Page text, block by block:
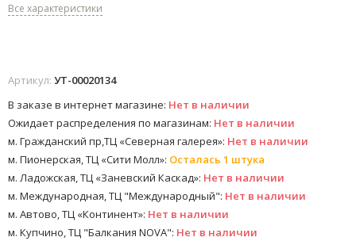
Все характеристики
Артикул: УТ-00020134
В заказе в интернет магазине: Нет в наличии
Ожидает распределения по магазинам: Нет в наличии
м. Гражданский пр,ТЦ «Северная галерея»: Нет в наличии
м. Пионерская, ТЦ «Сити Молл»: Осталась 1 штука
м. Ладожская, ТЦ «Заневский Каскад»: Нет в наличии
м. Международная, ТЦ "Международный": Нет в наличии
м. Автово, ТЦ «Континент»: Нет в наличии
м. Купчино, ТЦ "Балкания NOVA": Нет в наличии